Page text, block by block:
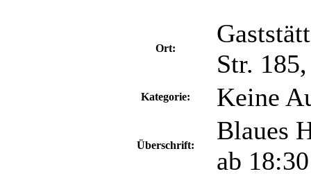
Ort:
Str.
Kategorie: Keine
Überschrift:
Blaues
ab